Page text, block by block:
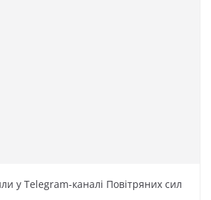
у Telegram-каналі Повітряних сил